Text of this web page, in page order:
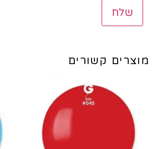
מוצרים קשורים